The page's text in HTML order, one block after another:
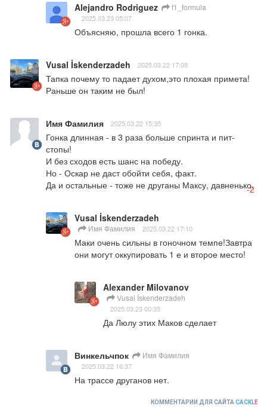
Alejandro Rodriguez f1_formula
2025.03.23 05:07
Объясняю, прошла всего 1 гонка.
Vusal İskenderzadeh 2025.03.22 17:09
Тапка почему то падает духом,это плохая примета!
Раньше он таким не был!
Имя Фамилия 2025.03.22 15:35
Гонка длинная - в 3 раза больше спринта и пит-
стопы!
И без сходов есть шанс на победу.
Но - Оскар не даст обойти себя, факт.
Да и остальные - тоже не друганы Максу, давненько.
-2
Vusal İskenderzadeh
Имя Фамилия 2025.03.22 17:10
Маки очень сильны в гоночном темпе!Завтра
они могут оккупировать 1 е и второе место!
Alexander Milovanov
Vusal İskenderzadeh
2025.03.23 00:35
Да Люлу этих Маков сделает
Винкельчпок Имя Фамилия
2025.03.22 16:37
На трассе друганов нет.
КОММЕНТАРИИ ДЛЯ САЙТА CACKLE